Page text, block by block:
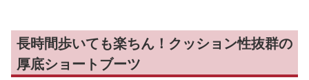
長時間歩いても楽ちん！クッション性抜群の
厚底ショートブーツ